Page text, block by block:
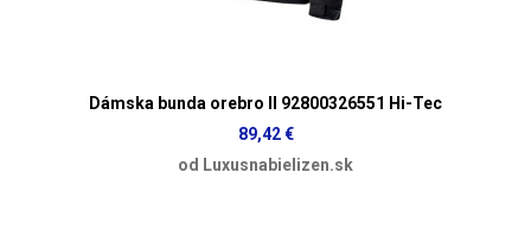
Dámska bunda orebro II 92800326551 Hi-Tec
89,42 €
od Luxusnabielizen.sk